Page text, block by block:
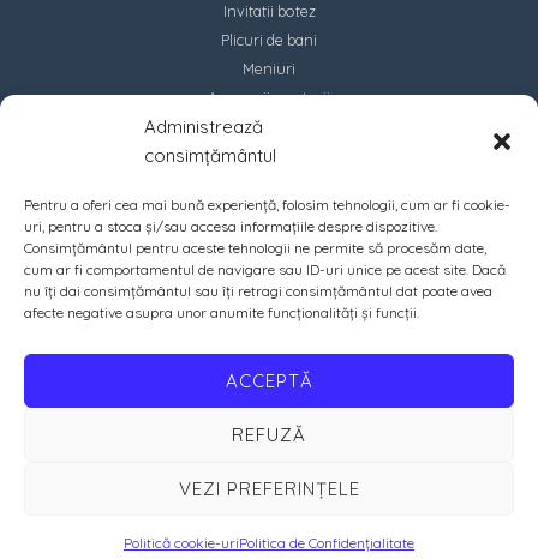
Administrează
consimțământul
Pentru a oferi cea mai bună experiență, folosim tehnologii, cum ar fi cookie-
uri, pentru a stoca și/sau accesa informațiile despre dispozitive.
Consimțământul pentru aceste tehnologii ne permite să procesăm date,
cum ar fi comportamentul de navigare sau ID-uri unice pe acest site. Dacă
nu îți dai consimțământul sau îți retragi consimțământul dat poate avea
afecte negative asupra unor anumite funcționalități și funcții.
ACCEPTĂ
REFUZĂ
VEZI PREFERINȚELE
Politică cookie-uriPolitica de Confidențialitate
Invitatii botez
Plicuri de bani
Meniuri
Accesorii marturii
Contact